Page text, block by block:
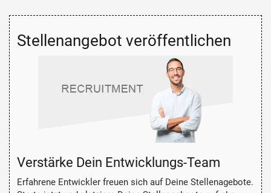
Stellenangebot veröffentlichen
Verstärke Dein Entwicklungs-Team
Erfahrene Entwickler freuen sich auf Deine Stellenagebote.